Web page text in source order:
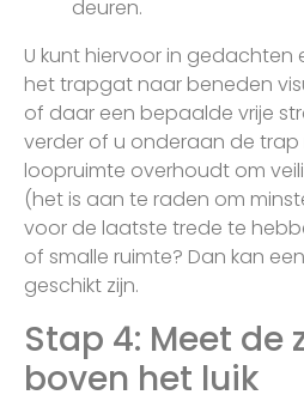
deuren.
U kunt hiervoor in gedachten
het trapgat naar beneden
of daar een bepaalde vrije
verder of u onderaan de
loopruimte overhoudt om
(het is aan te raden om
voor de laatste trede te
of smalle ruimte? Dan kan
geschikt zijn.
Stap 4: Meet de
boven het luik